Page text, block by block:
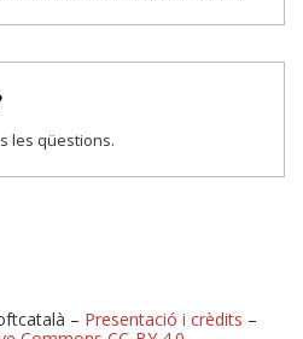
les qüestions.
– Presentació i crèdits –